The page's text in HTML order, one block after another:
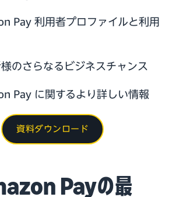
Pay 利用者プロファイルと利用
のさらなるビジネスチャンス
Pay に関するより詳しい情報
資料ダウンロード
Payの最